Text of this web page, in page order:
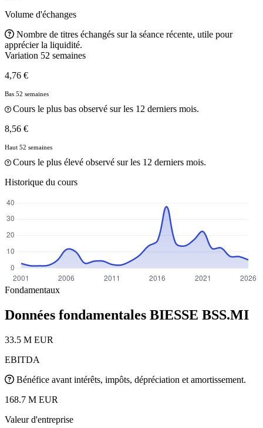
Volume d'échanges
Nombre de titres échangés sur la séance récente, utile pour
apprécier la liquidité.
Variation 52 semaines
4,76 €
Bas 52 semaines
Cours le plus bas observé sur les 12 derniers mois.
8,56 €
Haut 52 semaines
Cours le plus élevé observé sur les 12 derniers mois.
Historique du cours
Fondamentaux
Données fondamentales BIESSE BSS.MI
33.5 M EUR
EBITDA
Bénéfice avant intérêts, impôts, dépréciation et amortissement.
168.7 M EUR
Valeur d'entreprise